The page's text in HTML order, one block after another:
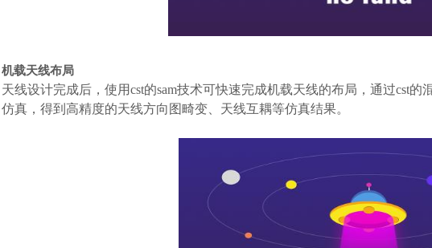
机载天线布局
天线设计完成后，使用cst的sam技术可快速完成机载天线的布局，通过cst
仿真，得到高精度的天线方向图畸变、天线互耦等仿真结果。